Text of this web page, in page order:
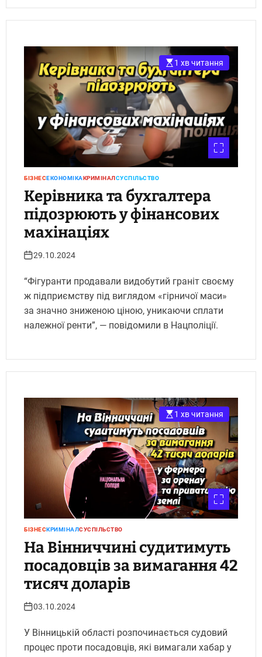
1 хв читання
БІЗНЕСЕКОНОМІКАКРИМІНАЛСУСПІЛЬСТВО
Керівника та бухгалтера
підозрюють у фінансових
махінаціях
29.10.2024
“Фігуранти продавали видобутий граніт своєму
ж підприємству під виглядом «гірничої маси»
за значно зниженою ціною, уникаючи сплати
належної ренти”, — повідомили в Нацполіції.
1 хв читання
БІЗНЕСКРИМІНАЛСУСПІЛЬСТВО
На Вінниччині судитимуть
посадовців за вимагання 42
тисяч доларів
03.10.2024
У Вінницькій області розпочинається судовий
процес проти посадовців, які вимагали хабар у